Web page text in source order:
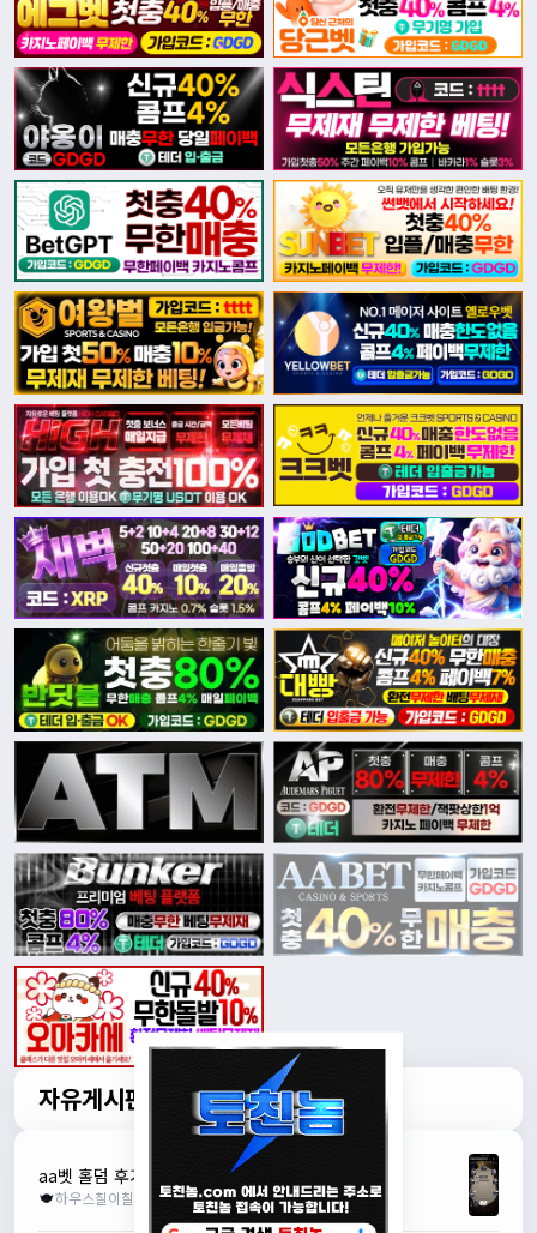
자유게시판
aa벳 홀덤 후기
하우스칠이칠 조회수 100추천 02026.08.04